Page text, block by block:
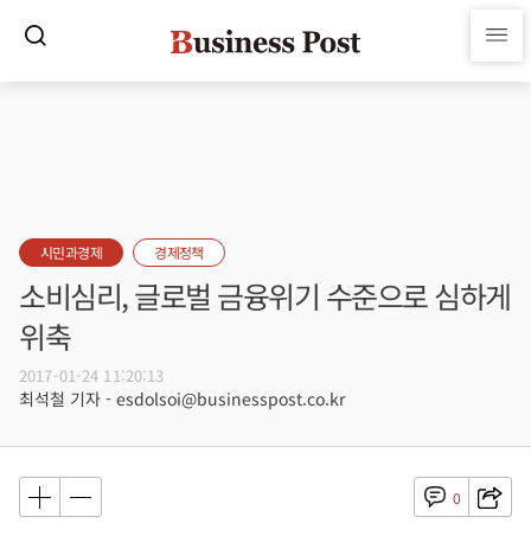
시민과경제 경제정책
소비심리, 글로벌 금융위기 수준으로 심하게
위축
2017-01-24 11:20:13
최석철 기자 - esdolsoi@businesspost.co.kr
0